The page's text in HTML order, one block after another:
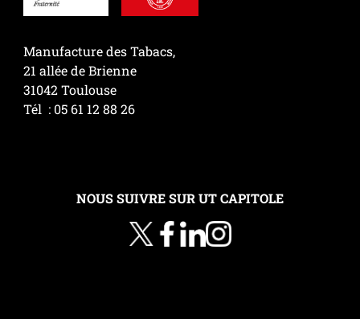
Manufacture des Tabacs,
21 allée de Brienne
31042 Toulouse
Tél : 05 61 12 88 26
NOUS SUIVRE SUR UT CAPITOLE